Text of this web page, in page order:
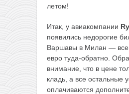
летом!
Итак, у авиакомпании
появились недорогие
Варшавы в Милан —
евро туда-обратно.
внимание, что в цене
кладь, а все остальные
оплачиваются